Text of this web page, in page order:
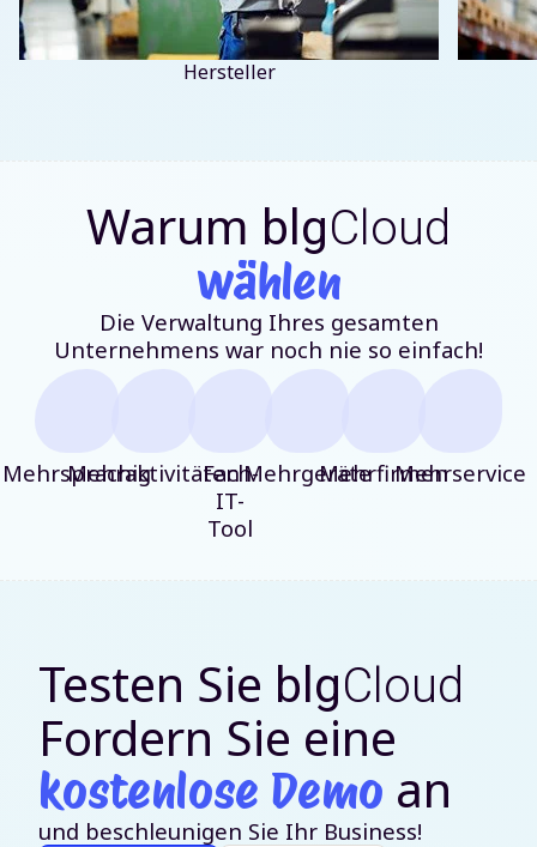
Hersteller
Warum blgCloud
wählen
Die Verwaltung Ihres gesamten
Unternehmens war noch nie so einfach!
Mehrsprachig
Mehraktivitäten
Fach-
IT-
Tool
MehrgeräteMehrfirmenMehrservice
Testen Sie blgCloud
Fordern Sie eine
kostenlose Demo an
und beschleunigen Sie Ihr Business!